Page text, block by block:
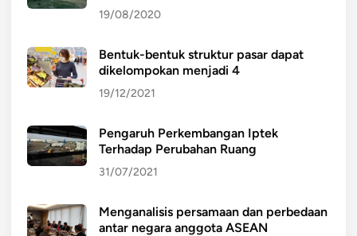
19/08/2020
Bentuk-bentuk struktur pasar dapat
dikelompokan menjadi 4
19/12/2021
Pengaruh Perkembangan Iptek
Terhadap Perubahan Ruang
31/07/2021
Menganalisis persamaan dan perbedaan
antar negara anggota ASEAN